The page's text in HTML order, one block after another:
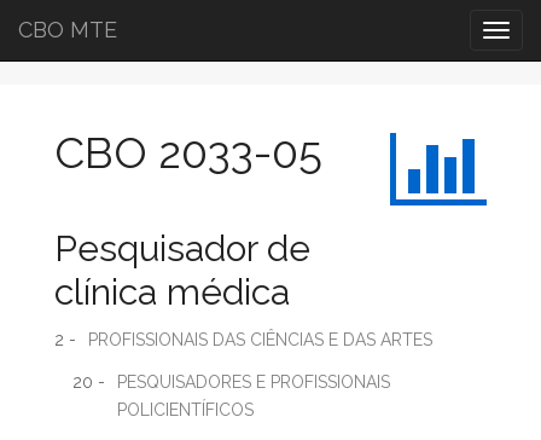
CBO MTE
CBO 2033-05
Pesquisador de
clínica médica
2 - PROFISSIONAIS DAS CIÊNCIAS E DAS ARTES
20 -
PESQUISADORES E PROFISSIONAIS
POLICIENTÍFICOS